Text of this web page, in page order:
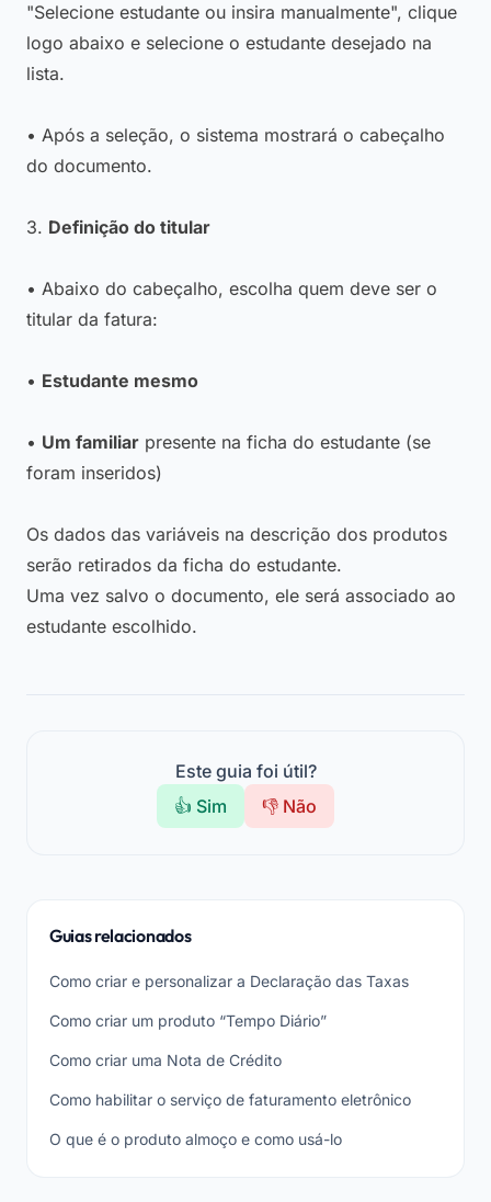
"Selecione estudante ou insira manualmente", clique
logo abaixo e selecione o estudante desejado na
lista.
• Após a seleção, o sistema mostrará o cabeçalho
do documento.
3. Definição do titular
• Abaixo do cabeçalho, escolha quem deve ser o
titular da fatura:
• Estudante mesmo
• Um familiar presente na ficha do estudante (se
foram inseridos)
Os dados das variáveis na descrição dos produtos
serão retirados da ficha do estudante.
Uma vez salvo o documento, ele será associado ao
estudante escolhido.
Este guia foi útil?
👍 Sim
👎 Não
Guias relacionados
Como criar e personalizar a Declaração das Taxas
Como criar um produto “Tempo Diário”
Como criar uma Nota de Crédito
Como habilitar o serviço de faturamento eletrônico
O que é o produto almoço e como usá-lo